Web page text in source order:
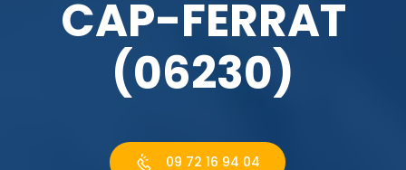
CAP-FERRAT
(06230)
09 72 16 94 04